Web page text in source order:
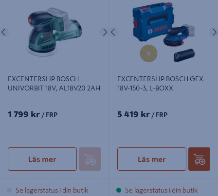
Föregående Nästa
EXCENTERSLIP BOSCH
UNIVORBIT 18V, AL18V20 2AH
1 799 kr / FRP
Läs mer
Se lagerstatus i din butik
150-3, L-BOXX
Föregående
EXCENTERSLIP BOSCH GEX
18V-150-3, L-BOXX
5 419 kr / FRP
Läs mer
Se lagerstatus i din butik